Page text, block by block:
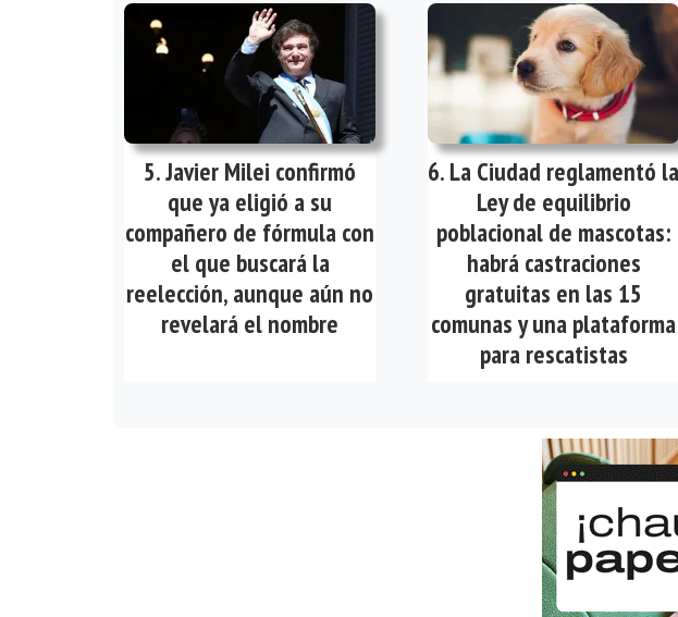
Javier Milei confirmó
que ya eligió a su
compañero de fórmula con
el que buscará la
reelección, aunque aún no
revelará el nombre
La Ciudad reglamentó la
Ley de equilibrio
poblacional de mascotas:
habrá castraciones
gratuitas en las 15
comunas y una plataforma
para rescatistas